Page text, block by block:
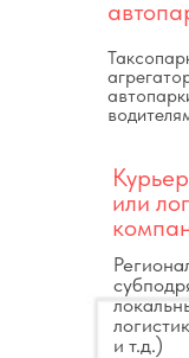
и т.д.)
или